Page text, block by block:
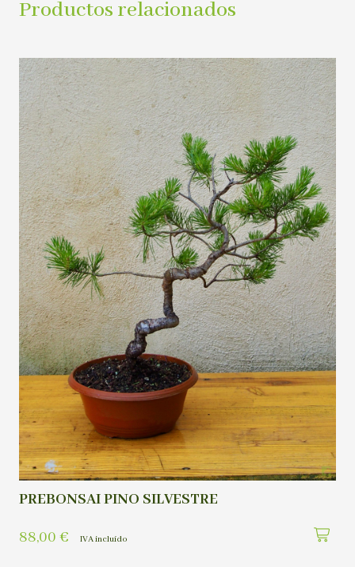
Productos relacionados
PREBONSAI PINO SILVESTRE
88,00 € IVA incluído